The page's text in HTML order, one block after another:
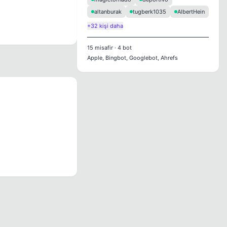
altanburak
tugberk1035
AlbertHein
+32 kişi daha
15 misafir · 4 bot
Apple, Bingbot, Googlebot, Ahrefs